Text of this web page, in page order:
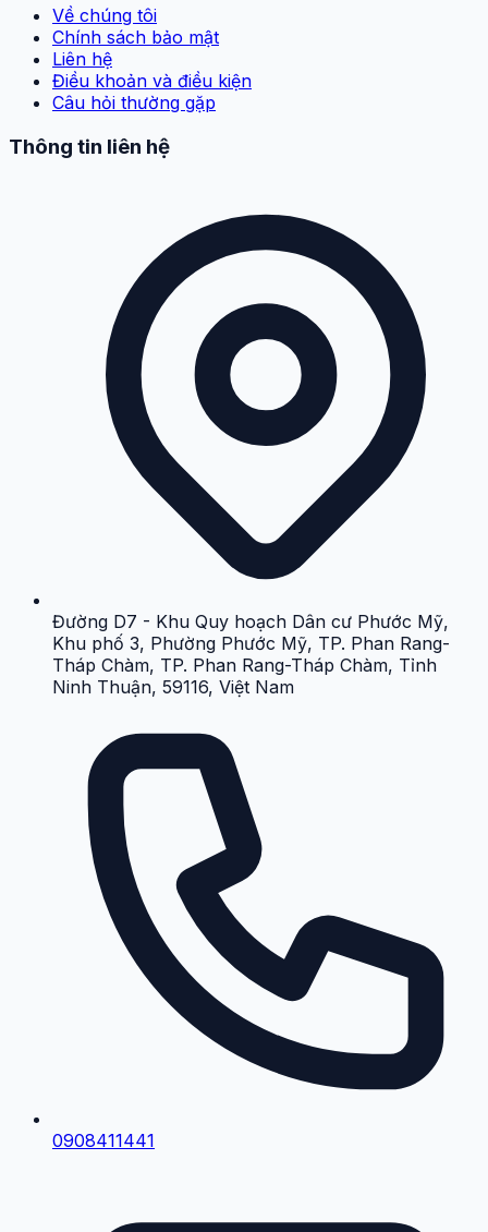
Về chúng tôi
Chính sách bảo mật
Liên hệ
Điều khoản và điều kiện
Câu hỏi thường gặp
Thông tin liên hệ
Đường D7 - Khu Quy hoạch Dân cư Phước Mỹ,
Khu phố 3, Phường Phước Mỹ, TP. Phan Rang-
Tháp Chàm, TP. Phan Rang-Tháp Chàm, Tỉnh
Ninh Thuận, 59116, Việt Nam
0908411441